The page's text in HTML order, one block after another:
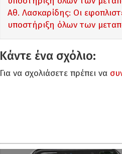
Αθ. Λασκαρίδης: Οι
υποστήριξη όλων των
Κάντε ένα σχόλιο:
Για να σχολιάσετε πρέπει να